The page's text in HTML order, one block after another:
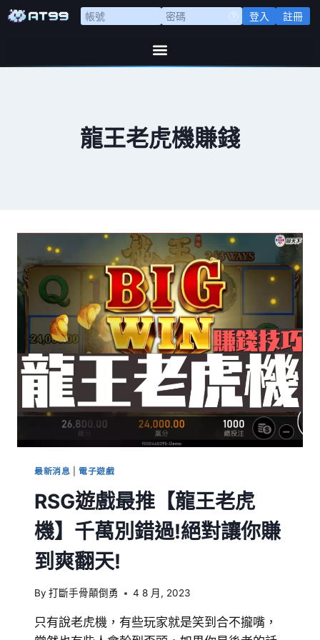
登入 註冊
龍王老虎機賺錢
最新消息 電子遊戲
RSG遊戲最推【龍王老虎
機】千萬別錯過!絕對讓你賺
到爽翻天!
By 打斷手骨顛倒勇 4 8 月, 2023
只有說老虎機，有些玩家就是笑到合不攏嘴，